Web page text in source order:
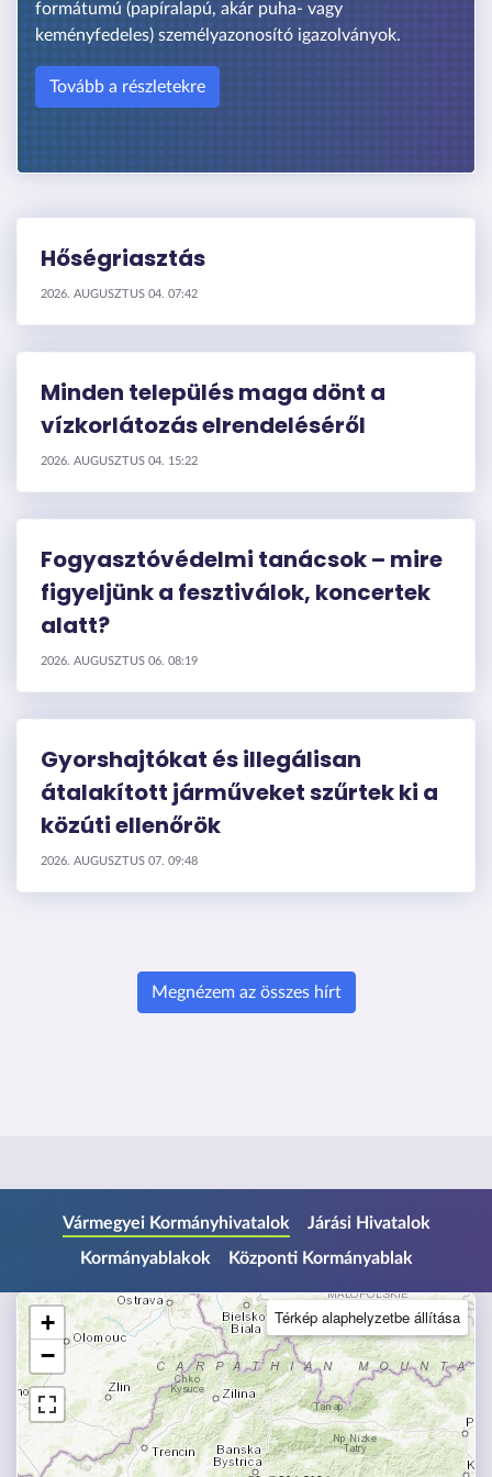
formátumú (papíralapú, akár puha- vagy
keményfedeles) személyazonosító igazolványok.
Tovább a részletekre
Hőségriasztás
2026. AUGUSZTUS 04. 07:42
Minden település maga dönt a
vízkorlátozás elrendeléséről
2026. AUGUSZTUS 04. 15:22
Fogyasztóvédelmi tanácsok – mire
figyeljünk a fesztiválok, koncertek
alatt?
2026. AUGUSZTUS 06. 08:19
Gyorshajtókat és illegálisan
átalakított járműveket szűrtek ki a
közúti ellenőrök
2026. AUGUSZTUS 07. 09:48
Megnézem az összes hírt
g
r
s
a
l
á
b
l
Vármegyei Kormányhivatalok
Járási Hivatalok
Kormányablakok
Központi Kormányablak
+
−
Térkép alaphelyzetbe állítása